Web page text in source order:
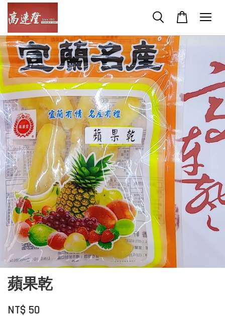
蘋果乾
NT$ 50